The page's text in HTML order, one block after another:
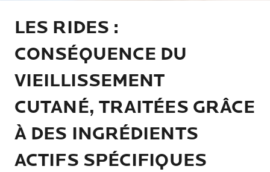
LES RIDES :
CONSÉQUENCE DU
VIEILLISSEMENT
CUTANÉ, TRAITÉES GRÂCE
À DES INGRÉDIENTS
ACTIFS SPÉCIFIQUES